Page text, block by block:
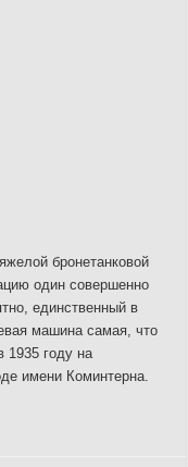
бронетанковой
один совершенно
единственный в
машина самая, что
1935 году на
имени Коминтерна.